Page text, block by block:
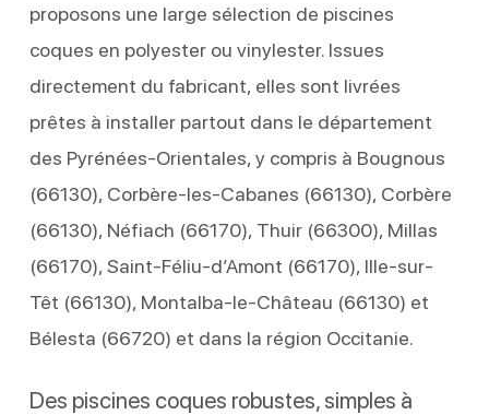
proposons une large sélection de piscines
coques en polyester ou vinylester. Issues
directement du fabricant, elles sont livrées
prêtes à installer partout dans le département
des Pyrénées-Orientales, y compris à Bougnous
(66130), Corbère-les-Cabanes (66130), Corbère
(66130), Néfiach (66170), Thuir (66300), Millas
(66170), Saint-Féliu-d’Amont (66170), Ille-sur-
Têt (66130), Montalba-le-Château (66130) et
Bélesta (66720) et dans la région Occitanie.
Des piscines coques robustes, simples à